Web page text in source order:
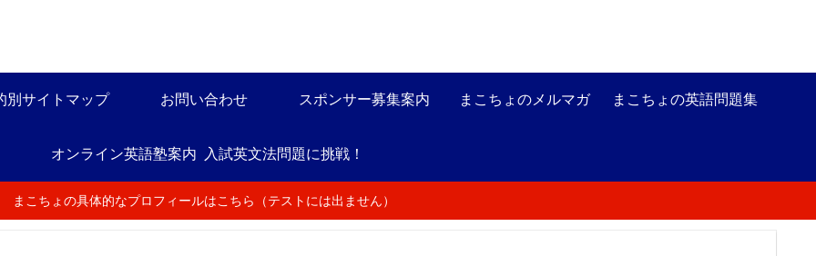
別サイトマップ お問い合わせ スポンサー募集案内 まこちょのメルマガ まこちょの英語問題集
オンライン英語塾案内 入試英文法問題に挑戦！
まこちょの具体的なプロフィールはこちら（テストには出ません）